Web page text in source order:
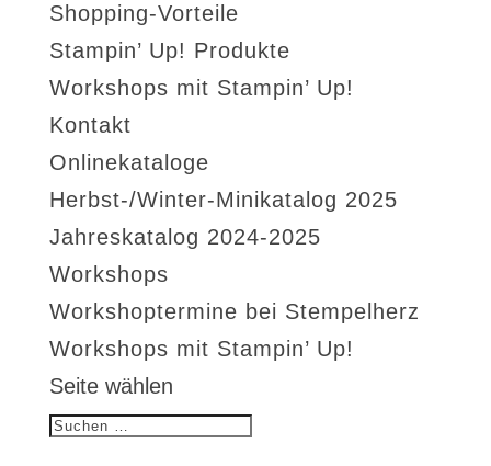
Shopping-Vorteile
Stampin’ Up! Produkte
Workshops mit Stampin’ Up!
Kontakt
Onlinekataloge
Herbst-/Winter-Minikatalog 2025
Jahreskatalog 2024-2025
Workshops
Workshoptermine bei Stempelherz
Workshops mit Stampin’ Up!
Seite wählen